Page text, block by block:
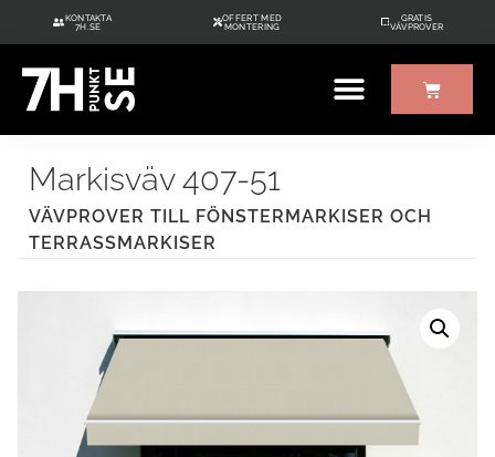
KONTAKTA
7H.SE
OFFERT MED
MONTERING
GRATIS
VÄVPROVER
Markisväv 407-51
VÄVPROVER TILL FÖNSTERMARKISER OCH
TERRASSMARKISER